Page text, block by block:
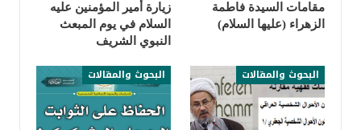
مقامات السيدة فاطمة
الزهراء (عليها السلام)
زيارة أمير المؤمنين عليه
السلام في يوم المبعث
النبوي الشريف
البحوث والمقالات البحوث والمقالات